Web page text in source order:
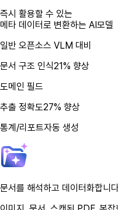
즉시 활용할 수 있는
메타 데이터로 변환하는 AI모델
일반 오픈소스 VLM 대비
문서 구조 인식21% 향상
도메인 필드
추출 정확도27% 향상
통계/리포트자동 생성
문서를 해석하고 데이터화합니